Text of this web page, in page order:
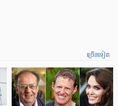
ច្រើនទៀត